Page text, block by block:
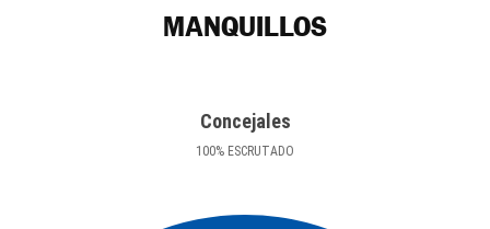
MANQUILLOS
Concejales
100% ESCRUTADO